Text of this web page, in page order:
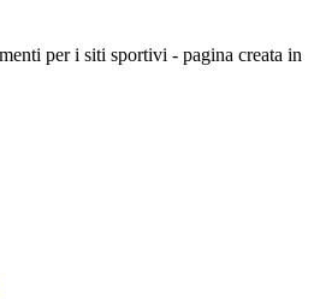
per i siti sportivi - pagina creata in